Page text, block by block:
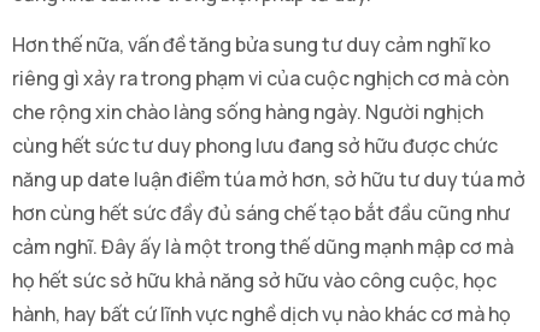
Hơn thế nữa, vấn đề tăng bửa sung tư duy cảm nghĩ ko
riêng gì xảy ra trong phạm vi của cuộc nghịch cơ mà còn
che rộng xin chào làng sống hàng ngày. Người nghịch
cùng hết sức tư duy phong lưu đang sở hữu được chức
năng up date luận điểm túa mở hơn, sở hữu tư duy túa mở
hơn cùng hết sức đầy đủ sáng chế tạo bắt đầu cũng như
cảm nghĩ. Đây ấy là một trong thế dũng mạnh mập cơ mà
họ hết sức sở hữu khả năng sở hữu vào công cuộc, học
hành, hay bất cứ lĩnh vực nghề dịch vụ nào khác cơ mà họ